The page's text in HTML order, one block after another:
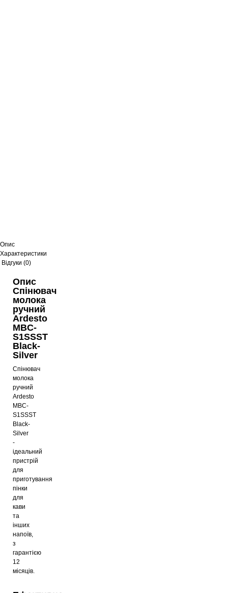
Опис
Характеристики
Відгуки (0)
Опис
Спінювач
молока
ручний
Ardesto
MBC-
S1SSST
Black-
Silver
Спінювач
молока
ручний
Ardesto
MBC-
S1SSST
Black-
Silver
-
ідеальний
пристрій
для
приготування
пінки
для
кави
та
інших
напоїв,
з
гарантією
12
місяців.